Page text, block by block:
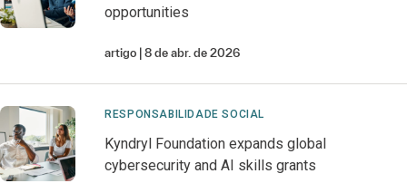
opportunities
artigo 8 de abr. de 2026
RESPONSABILIDADE SOCIAL
Kyndryl Foundation expands global
cybersecurity and AI skills grants